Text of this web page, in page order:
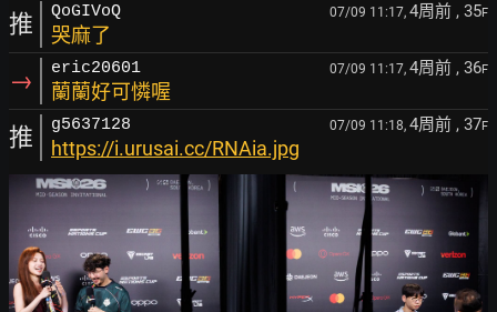
推 QoGIVoQ 07/09 11:17, 4周前 , 35F
哭麻了
→ eric20601 07/09 11:17, 4周前 , 36F
蘭蘭好可憐喔
推 g5637128 07/09 11:18, 4周前 , 37F
https://i.urusai.cc/RNAia.jpg